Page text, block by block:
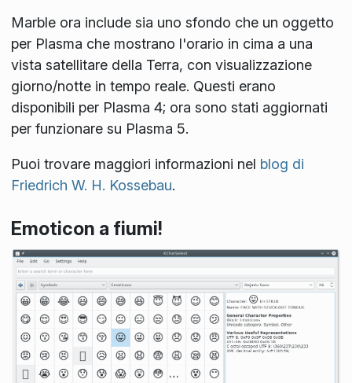
Marble ora include sia uno sfondo che un oggetto
per Plasma che mostrano l'orario in cima a una
vista satellitare della Terra, con visualizzazione
giorno/notte in tempo reale. Questi erano
disponibili per Plasma 4; ora sono stati aggiornati
per funzionare su Plasma 5.
Puoi trovare maggiori informazioni nel blog di
Friedrich W. H. Kossebau.
Emoticon a fiumi!